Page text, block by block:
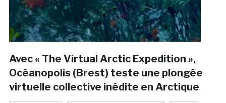
Avec « The Virtual Arctic Expedition »,
Océanopolis (Brest) teste une plongée
virtuelle collective inédite en Arctique